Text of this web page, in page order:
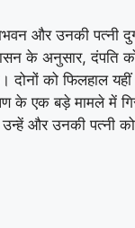
और उनकी पत्नी
के अनुसार, दंपति
को फिलहाल
के एक बड़े मामले में
और उनकी पत्नी